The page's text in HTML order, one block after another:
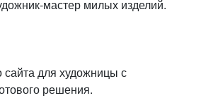
мастер милых изделий.
сайта для художницы с
решения.